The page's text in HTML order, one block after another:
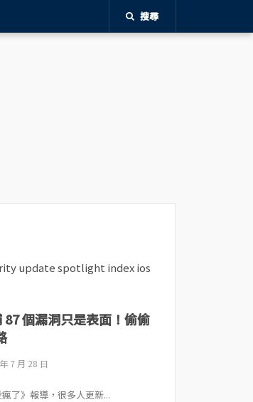
搜尋
87 個漏洞只是表面！偷偷
7 月 28 日
瘋了》報導，很多人更新...